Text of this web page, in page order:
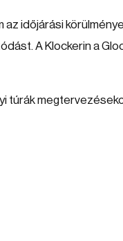
az időjárási
A Klockerin a
túrák